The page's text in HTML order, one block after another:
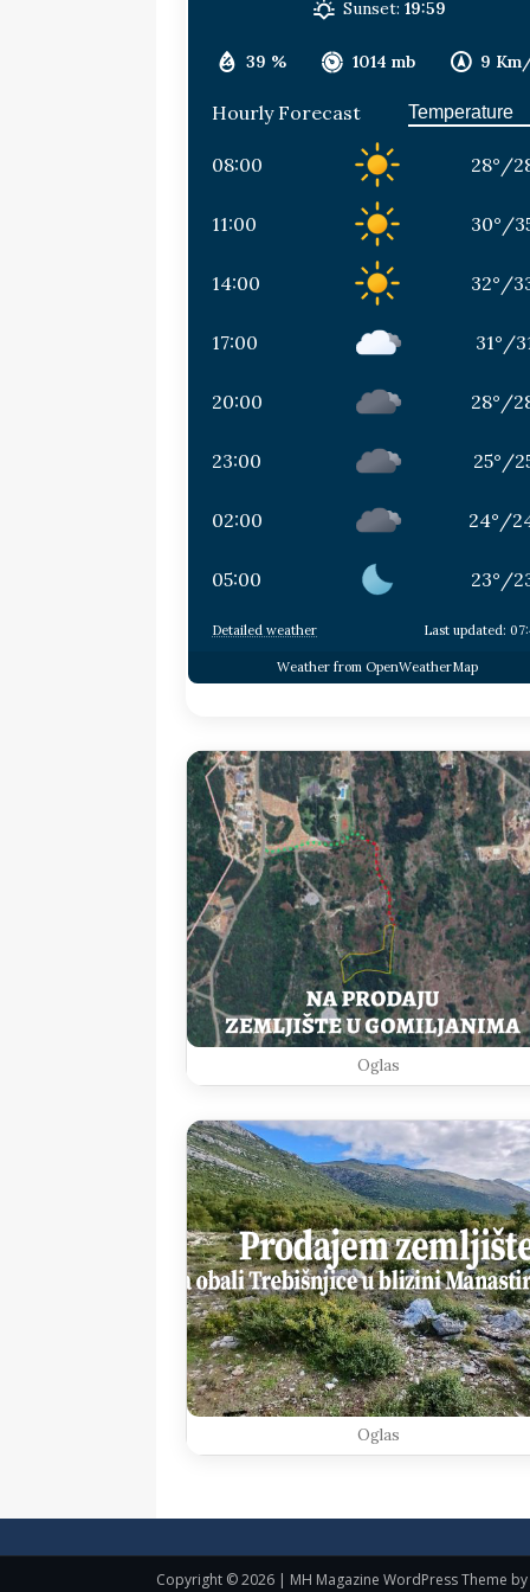
39 % 1014 mb 9
Sunset: 19:59
Hourly Forecast
08:00 28° /
11:00 30° /
14:00 32° /
17:00 31° /
20:00 28° /
23:00 25° /
02:00 24° /
05:00 23° /
Detailed weather Last updated:
Weather from OpenWeatherMap
Oglas
Oglas
Copyright © 2026 | MH Magazine WordPress Theme by